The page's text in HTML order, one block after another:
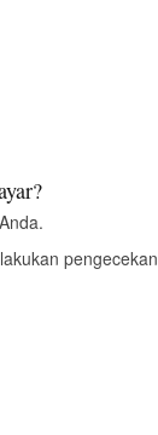
pengecekan